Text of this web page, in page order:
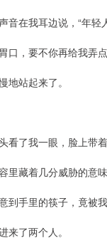
音在我耳边说，“年轻
口，要不你再给我弄
地站起来了。
看了我一眼，脸上带
里藏着几分威胁的意味
到手里的筷子，竟被
来了两个人。